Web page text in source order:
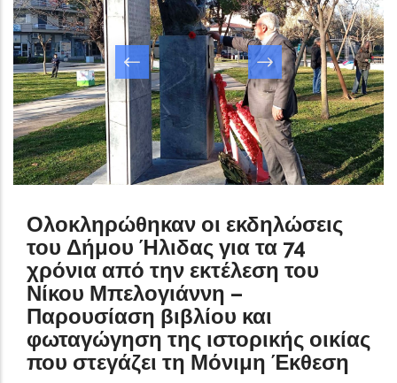
Ολοκληρώθηκαν οι εκδηλώσεις
του Δήμου Ήλιδας για τα 74
χρόνια από την εκτέλεση του
Νίκου Μπελογιάννη –
Παρουσίαση βιβλίου και
φωταγώγηση της ιστορικής οικίας
που στεγάζει τη Μόνιμη Έκθεση